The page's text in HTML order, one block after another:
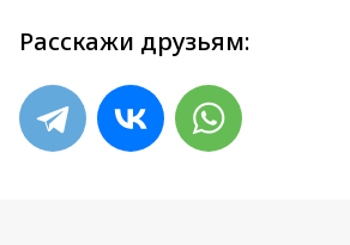
Расскажи друзьям: